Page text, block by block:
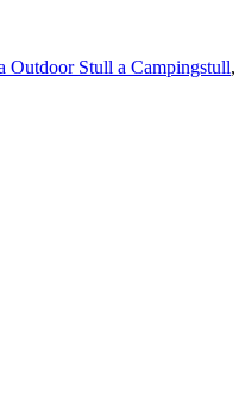
Outdoor Stull a Campingstull,